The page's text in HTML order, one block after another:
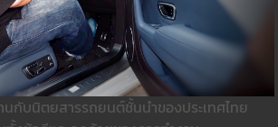
กับนิตยสารรถยนต์ชั้นนำของประเทศไทย